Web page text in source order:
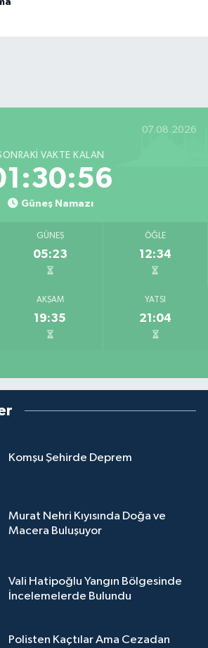
07.08.2026
VAKTE KALAN
Güneş Namazı
GÜNEŞ
05:23
ÖĞLE
12:34
AKŞAM
19:35
YATSI
21:04
Komşu Şehirde Deprem
Murat Nehri Kıyısında Doğa ve
Macera Buluşuyor
Vali Hatipoğlu Yangın Bölgesinde
İncelemelerde Bulundu
Polisten Kaçtılar Ama Cezadan